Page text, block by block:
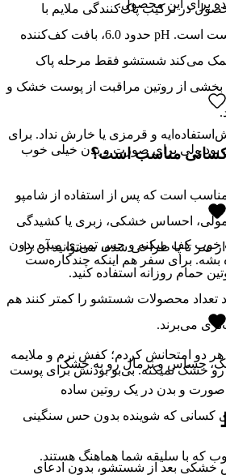
در ترکیب پاک‌کنندگی ملایم با
مراقبت از سد دفاعی پوست است. pH حدود 6.0، بافت کف‌کننده
می‌کند شستشو فقط مرحله پاک
بخشی از روتین مراقبت از پوست خشک و
کسانی مناسب است؟
مناسب است که پس از استفاده از شامپو
احساس خشکی، زبری یا کشیدگی
سر تا پا طراحی شده، می‌توانید آن را
حمام روزانه استفاده کنید.
تعداد محصولات شستشو را کمتر کنند هم
می‌برند.
حساس و نرمال رو به خشک
صورت و بدن در یک روتین ساده
کسانی که شوینده بدون حس سنگینی
بعد از شستشو، بدون ادعای
برای این محصول.
و قرمزی یا خارش نداد. برای
بود ولی برای صورت و بدن خیلی خوب
خوب کف میکنه و حس تمیزی میده بدون
بشه. برای سفر هم اینکه چندکاره‌ست
دو امتحانش کردم؛ کفش نرم و ملایمه
خشک نمیکنه. بی‌بو بودنش برای پوست
که با سلیقه شما هماهنگ هستند.